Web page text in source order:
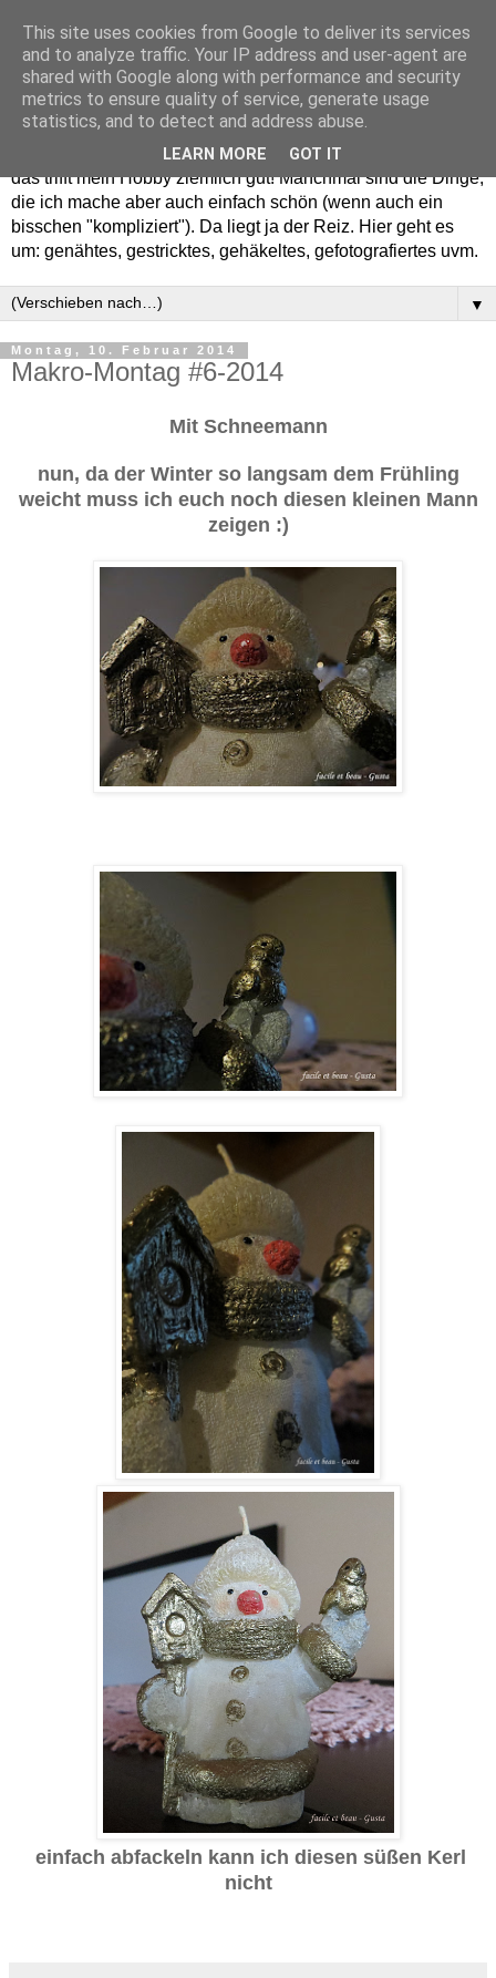
Willkommen in meinem "Wohnzimmer". Einfach und schön -
das trifft mein Hobby ziemlich gut! Manchmal sind die Dinge,
die ich mache aber auch einfach schön (wenn auch ein
bisschen "kompliziert"). Da liegt ja der Reiz. Hier geht es
um: genähtes, gestricktes, gehäkeltes, gefotografiertes uvm.
▼
Montag, 10. Februar 2014
Makro-Montag #6-2014
Mit Schneemann
nun, da der Winter so langsam dem Frühling
weicht muss ich euch noch diesen kleinen Mann
zeigen :)
einfach abfackeln kann ich diesen süßen Kerl
nicht
This site uses cookies from Google to deliver its services
and to analyze traffic. Your IP address and user-agent are
shared with Google along with performance and security
metrics to ensure quality of service, generate usage
statistics, and to detect and address abuse.
LEARN MORE GOT IT